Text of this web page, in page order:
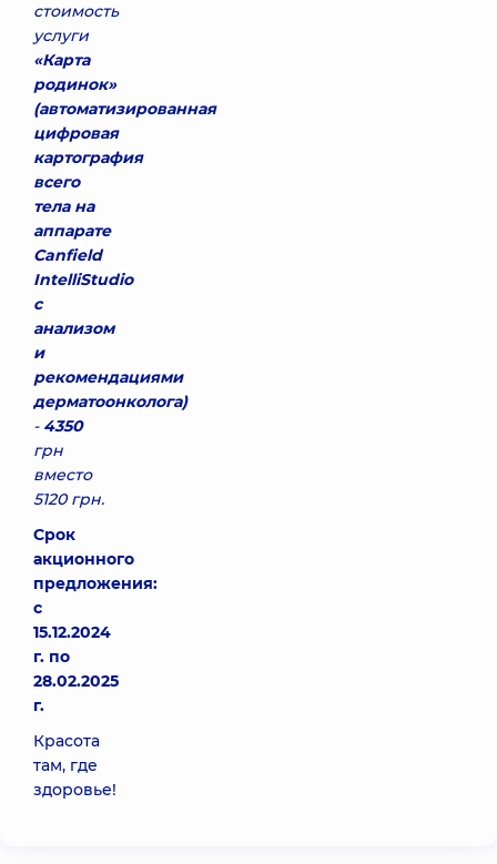
стоимость
услуги
«Карта
родинок»
(автоматизированная
цифровая
картография
всего
тела на
аппарате
Canfield
IntelliStudio
с
анализом
и
рекомендациями
дерматоонколога)
- 4350
грн
вместо
5120 грн.
Срок
акционного
предложения:
с
15.12.2024
г. по
28.02.2025
г.
Красота
там, где
здоровье!